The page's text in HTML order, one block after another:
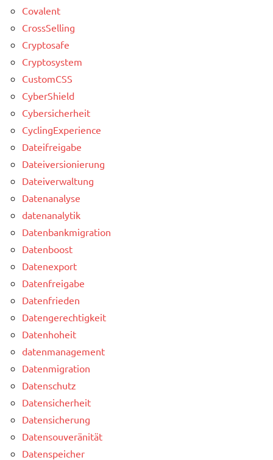
Covalent
CrossSelling
Cryptosafe
Cryptosystem
CustomCSS
CyberShield
Cybersicherheit
CyclingExperience
Dateifreigabe
Dateiversionierung
Dateiverwaltung
Datenanalyse
datenanalytik
Datenbankmigration
Datenboost
Datenexport
Datenfreigabe
Datenfrieden
Datengerechtigkeit
Datenhoheit
datenmanagement
Datenmigration
Datenschutz
Datensicherheit
Datensicherung
Datensouveränität
Datenspeicher